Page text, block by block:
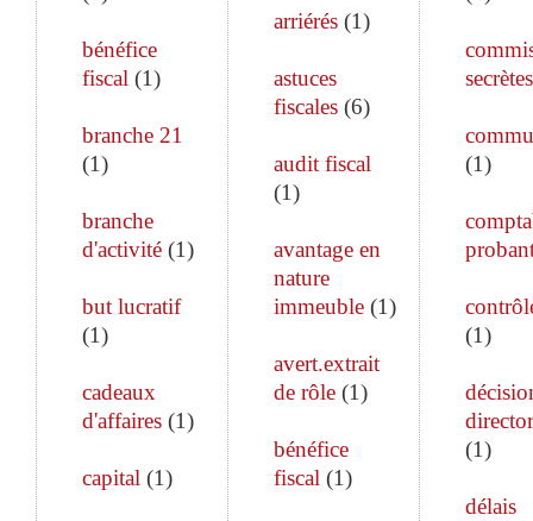
bénéfice
fiscal (1)
branche 21
(1)
branche
d'activité (1)
but lucratif
(1)
cadeaux
d'affaires (1)
capital (1)
arriérés(1)
astuces
fiscales(6)
audit fiscal
(1)
avantage en
nature
immeuble(1)
avert.extrait
de rôle(1)
bénéfice
fiscal (1)
secrètes
(1)
(1)
(1)
délais